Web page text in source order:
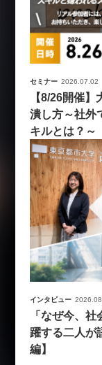
セミナー 2026.07.02
【8/26開催
潰し方～社外
キルとは？～
インタビュー
「なぜ今、
躍する二人が
編】